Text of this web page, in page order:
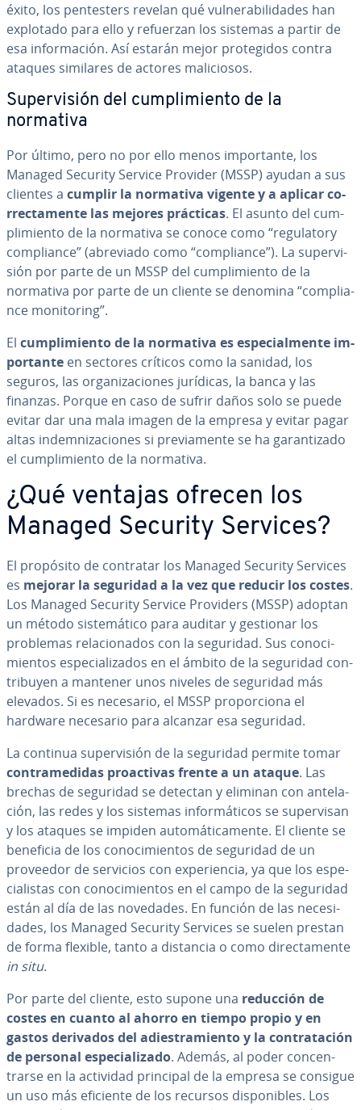
éxito, los pe­n­te­s­te­rs revelan qué vu­l­ne­ra­bi­li­da­des han
explotado para ello y refuerzan los sistemas a partir de
esa in­fo­r­ma­ción. Así estarán mejor pro­te­gi­dos contra
ataques similares de actores ma­li­cio­sos.
Su­pe­r­vi­sión del cu­m­pli­mie­n­to de la
normativa
Por último, pero no por ello menos im­po­r­ta­n­te, los
Managed Security Service Provider (MSSP) ayudan a sus
clientes a cumplir la normativa vigente y a aplicar co­
rre­c­ta­me­n­te las mejores prácticas. El asunto del cu­m­
pli­mie­n­to de la normativa se conoce como “re­gu­la­to­ry
co­m­plia­n­ce” (abreviado como “co­m­plia­n­ce”). La su­pe­r­vi­
sión por parte de un MSSP del cu­m­pli­mie­n­to de la
normativa por parte de un cliente se denomina “co­m­plia­
n­ce mo­ni­to­ri­ng”.
El cu­m­pli­mie­n­to de la normativa es es­pe­cia­l­me­n­te im­
po­r­ta­n­te en sectores críticos como la sanidad, los
seguros, las or­ga­ni­za­cio­nes jurídicas, la banca y las
finanzas. Porque en caso de sufrir daños solo se puede
evitar dar una mala imagen de la empresa y evitar pagar
altas in­de­m­ni­za­cio­nes si pre­via­me­n­te se ha ga­ra­n­ti­za­do
el cu­m­pli­mie­n­to de la normativa.
¿Qué ventajas ofrecen los
Managed Security Services?
El propósito de contratar los Managed Security Services
es mejorar la seguridad a la vez que reducir los costes.
Los Managed Security Service Providers (MSSP) adoptan
un método si­s­te­má­ti­co para auditar y gestionar los
problemas re­la­cio­na­dos con la seguridad. Sus co­no­ci­
mie­n­tos es­pe­cia­li­za­dos en el ámbito de la seguridad co­n­
tri­bu­yen a mantener unos niveles de seguridad más
elevados. Si es necesario, el MSSP pro­po­r­cio­na el
hardware necesario para alcanzar esa seguridad.
La continua su­pe­r­vi­sión de la seguridad permite tomar
co­n­tra­me­di­das proac­ti­vas frente a un ataque. Las
brechas de seguridad se detectan y eliminan con an­te­la­
ción, las redes y los sistemas in­fo­r­má­ti­cos se su­pe­r­vi­san
y los ataques se impiden au­to­má­ti­ca­me­n­te. El cliente se
beneficia de los co­no­ci­mie­n­tos de seguridad de un
proveedor de servicios con ex­pe­rie­n­cia, ya que los es­pe­
cia­li­s­tas con co­no­ci­mie­n­tos en el campo de la seguridad
están al día de las novedades. En función de las ne­ce­si­
da­des, los Managed Security Services se suelen prestan
de forma flexible, tanto a distancia o como di­re­c­ta­me­n­te
in situ.
Por parte del cliente, esto supone una reducción de
costes en cuanto al ahorro en tiempo propio y en
gastos derivados del adie­s­tra­mie­n­to y la co­n­tra­ta­ción
de personal es­pe­cia­li­za­do. Además, al poder co­n­ce­n­
trar­se en la actividad principal de la empresa se consigue
un uso más eficiente de los recursos di­s­po­ni­bles. Los